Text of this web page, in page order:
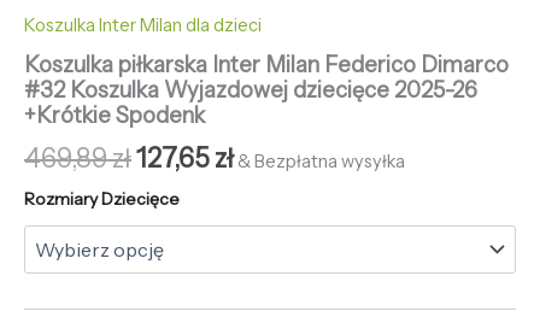
Koszulka Inter Milan dla dzieci
Koszulka piłkarska Inter Milan Federico Dimarco
#32 Koszulka Wyjazdowej dziecięce 2025-26
+Krótkie Spodenk
469,89zł127,65zł & Bezpłatna wysyłka
Rozmiary Dziecięce